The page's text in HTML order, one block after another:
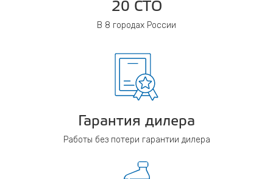
20 СТО
В 8 городах России
Гарантия дилера
Работы без потери гарантии дилера